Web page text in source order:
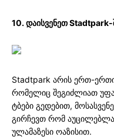
10. დაისვენეთ Stadtpark-
Stadtpark არის ერთ-
რომელიც შეგიძლიათ
ტბები გედებით,
გირჩევთ რომ
ულამაზესი ოაზისით.